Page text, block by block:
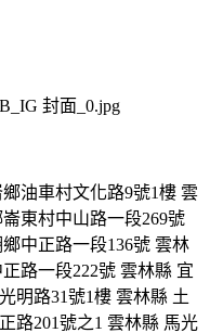
油車村文化路9號1樓 雲
東村中山路一段269號
中正路一段136號 雲林
路一段222號 雲林縣 宜
明路31號1樓 雲林縣 土
路201號之1 雲林縣 馬光